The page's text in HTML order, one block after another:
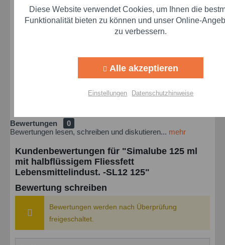
Verordnung:
Simatec Kontaktformular
Bewertungen
0
Bewertungen lesen, schreiben und diskutieren... mehr
Kundenbewertungen für "Simalube 125 ml
mit halbflüssigem Fliessfett
Lebensmittelindust. -SL12 125"
Bewertung schreiben
Bewertungen werden nach Überprüfung
freigeschaltet.
Diese Website verwendet Cookies, um Ihnen die
Funktionalität bieten zu können und unser Online-
zu verbessern.
Alle akzeptieren
Einstellungen Datenschutzhinweise